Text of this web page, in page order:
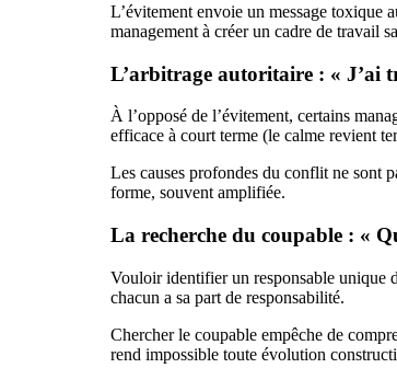
L’évitement envoie un message toxique
management à créer un cadre de travail
L’arbitrage autoritaire : « J’ai
À l’opposé de l’évitement, certains
efficace à court terme (le calme revient
Les causes profondes du conflit ne sont
forme, souvent amplifiée.
La recherche du coupable : «
Vouloir identifier un responsable unique
chacun a sa part de responsabilité.
Chercher le coupable empêche de
rend impossible toute évolution